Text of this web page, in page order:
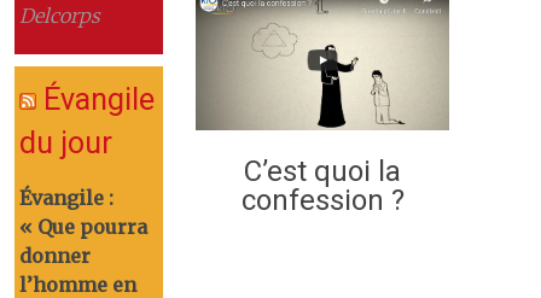
Delcorps
Évangile
du jour
Évangile :
« Que pourra
donner
l’homme en
C’est quoi la
confession ?